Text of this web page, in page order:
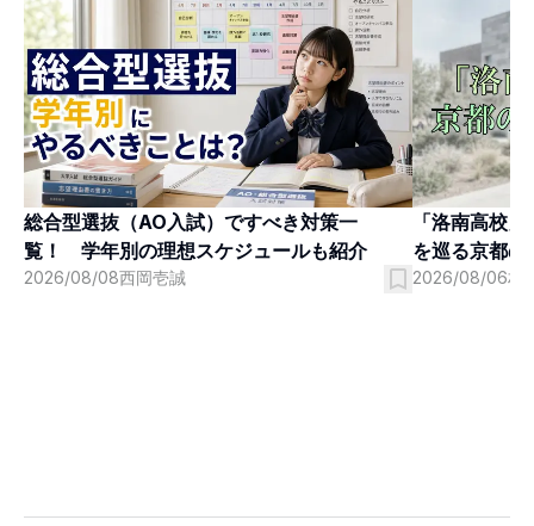
総合型選抜（AO入試）ですべき対策一
覧！ 学年別の理想スケジュールも紹介
2026/08/08西岡壱誠
「洛南高校
を巡る京都
2026/08/06村